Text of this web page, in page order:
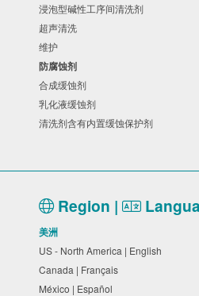
浸泡型碱性工序间清洗剂
超声清洗
维护
防腐蚀剂
合成缓蚀剂
乳化液缓蚀剂
清洗剂含有内置缓蚀保护剂
Region |
美洲
US - North America | English
Canada | Français
México | Español